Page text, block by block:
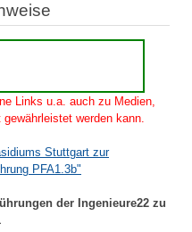
Links u.a. auch zu Medien,
werden kann.
Stuttgart zur
PFA1.3b"
der Ingenieure22 zu